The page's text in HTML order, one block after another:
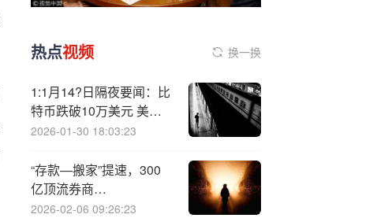
热点视频 换一换
1:1月14?日隔夜要闻：比
特币跌破10万美元 美联
储12月降息可能性不足
内瑞拉动手
2026-01-30 18:03:23
“存款—搬家”提速，300
亿顶流券商
ETF（512000）单周再
2026-02-06 09:26:23